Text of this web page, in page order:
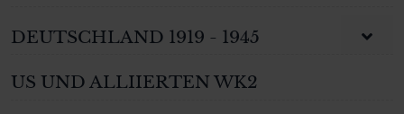
DEUTSCHLAND 1919 - 1945
US UND ALLIIERTEN WK2